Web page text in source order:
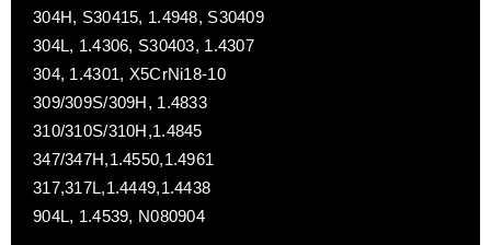
304H, S30415, 1.4948, S30409
304L, 1.4306, S30403, 1.4307
304, 1.4301, X5CrNi18-10
309/309S/309H, 1.4833
310/310S/310H,1.4845
347/347H,1.4550,1.4961
317,317L,1.4449,1.4438
904L, 1.4539, N080904